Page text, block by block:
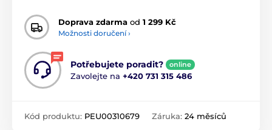
Doprava zdarma od 1 299 Kč
Možnosti doručení ›
Potřebujete poradit? online
Zavolejte na +420 731 315 486
Kód produktu: PEU00310679 Záruka: 24 měsíců